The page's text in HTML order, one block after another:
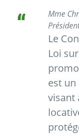
Mme
Le
Loi
est
visant